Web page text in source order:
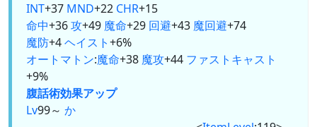
INT+37 MND+22 CHR+15
命中+36攻+49 魔命+29 回避+43 魔回避+74
魔防+4ヘイスト+6%
オートマトン:魔命+38 魔攻+44 ファストキャスト
+9%
腹話術効果アップ
Lv99～ か